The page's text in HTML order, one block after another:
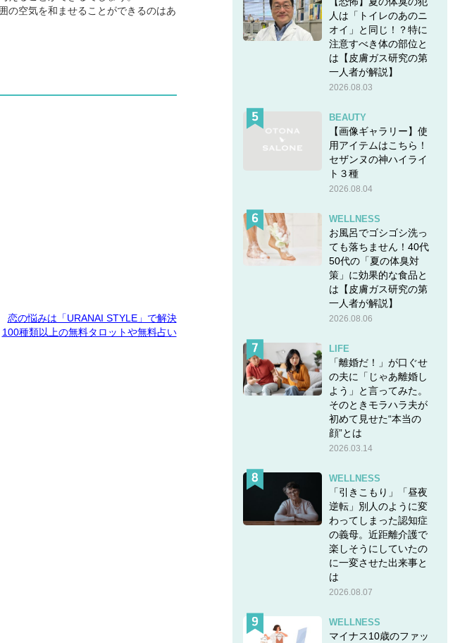
の空気を和ませることができるのはあ
恋の悩みは「URANAI STYLE」で解決
100種類以上の無料タロットや無料占い
人は「トイレのあのニ
オイ」と同じ！？特に
注意すべき体の部位と
は【皮膚ガス研究の第
一人者が解説】
2026.08.03
BEAUTY
【画像ギャラリー】使
用アイテムはこちら！
セザンヌの神ハイライ
ト３種
2026.08.04
WELLNESS
お風呂でゴシゴシ洗っ
ても落ちません！40代
50代の「夏の体臭対
策」に効果的な食品と
は【皮膚ガス研究の第
一人者が解説】
2026.08.06
LIFE
「離婚だ！」が口ぐせ
の夫に「じゃあ離婚し
よう」と言ってみた。
そのときモラハラ夫が
初めて見せた“本当の
顔”とは
2026.03.14
WELLNESS
「引きこもり」「昼夜
逆転」別人のように変
わってしまった認知症
の義母。近距離介護で
楽しそうにしていたの
に一変させた出来事と
は
2026.08.07
WELLNESS
マイナス10歳のファッ